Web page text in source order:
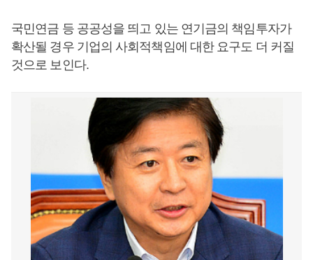
국민연금 등 공공성을 띄고 있는 연기금의 책임투자가
확산될 경우 기업의 사회적책임에 대한 요구도 더 커질
것으로 보인다.